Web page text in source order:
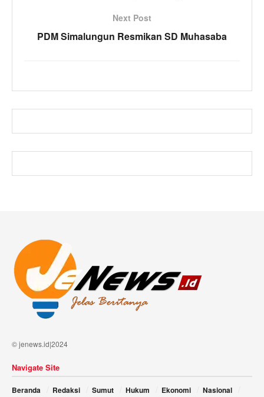
Next Post
PDM Simalungun Resmikan SD Muhasaba
© jenews.id|2024
Navigate Site
Beranda Redaksi Sumut Hukum Ekonomi Nasional